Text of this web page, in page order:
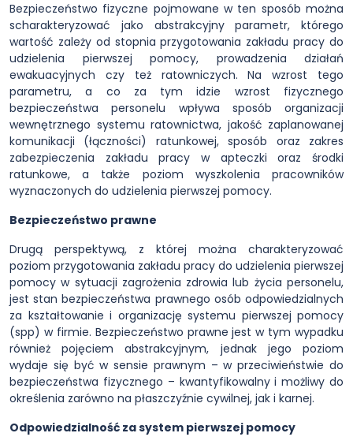
Bezpieczeństwo fizyczne pojmowane w ten sposób można
scharakteryzować jako abstrakcyjny parametr, którego
wartość zależy od stopnia przygotowania zakładu pracy do
udzielenia pierwszej pomocy, prowadzenia działań
ewakuacyjnych czy też ratowniczych. Na wzrost tego
parametru, a co za tym idzie wzrost fizycznego
bezpieczeństwa personelu wpływa sposób organizacji
wewnętrznego systemu ratownictwa, jakość zaplanowanej
komunikacji (łączności) ratunkowej, sposób oraz zakres
zabezpieczenia zakładu pracy w apteczki oraz środki
ratunkowe, a także poziom wyszkolenia pracowników
wyznaczonych do udzielenia pierwszej pomocy.
Bezpieczeństwo prawne
Drugą perspektywą, z której można charakteryzować
poziom przygotowania zakładu pracy do udzielenia pierwszej
pomocy w sytuacji zagrożenia zdrowia lub życia personelu,
jest stan bezpieczeństwa prawnego osób odpowiedzialnych
za kształtowanie i organizację systemu pierwszej pomocy
(spp) w firmie. Bezpieczeństwo prawne jest w tym wypadku
również pojęciem abstrakcyjnym, jednak jego poziom
wydaje się być w sensie prawnym – w przeciwieństwie do
bezpieczeństwa fizycznego – kwantyfikowalny i możliwy do
określenia zarówno na płaszczyźnie cywilnej, jak i karnej.
Odpowiedzialność za system pierwszej pomocy